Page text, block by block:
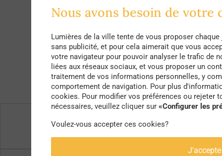
Contacts
Nous avons besoin de votre
Lumières de la ville tente de vous proposer
sans publicité, et pour cela aimerait que vous
votre navigateur pour pouvoir analyser le trafic de
liées aux réseaux sociaux, et vous proposer un
traitement de vos informations personnelles, y
comportement de navigation. Pour plus
cookies. Pour modifier vos préférences ou rejeter
nécessaires, veuillez cliquer sur «Configurer les
Voulez-vous accepter ces cookies?
J'accepte